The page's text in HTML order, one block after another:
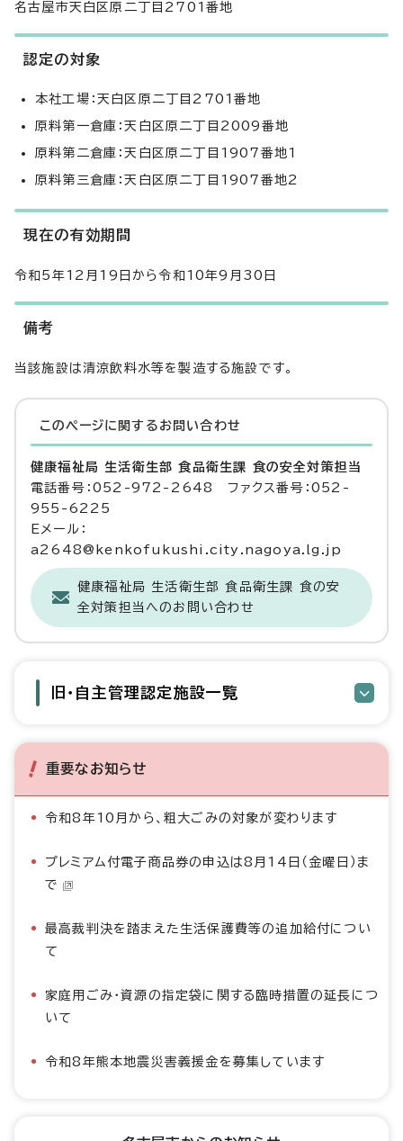
名古屋市天白区原二丁目2701番地
認定の対象
本社工場：天白区原二丁目2701番地
原料第一倉庫：天白区原二丁目2009番地
原料第二倉庫：天白区原二丁目1907番地1
原料第三倉庫：天白区原二丁目1907番地2
現在の有効期間
令和5年12月19日から令和10年9月30日
備考
当該施設は清涼飲料水等を製造する施設です。
このページに関する お問い合わせ
健康福祉局 生活衛生部 食品衛生課 食の安全対策担当
電話番号：052-972-2648 ファクス番号：052-
955-6225
Eメール：
a2648@kenkofukushi.city.nagoya.lg.jp
健康福祉局 生活衛生部 食品衛生課 食の安
全対策担当へのお問い合わせ
旧・自主管理認定施設一覧
重要なお知らせ
令和8年10月から、粗大ごみの対象が変わります
プレミアム付電子商品券の申込は8月14日（金曜日）ま
で
最高裁判決を踏まえた生活保護費等の追加給付につい
て
家庭用ごみ・資源の指定袋に関する臨時措置の延長につ
いて
令和8年熊本地震災害義援金を募集しています